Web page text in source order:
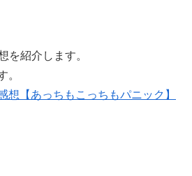
を紹介します。
。
想【あっちもこっちもパニック】